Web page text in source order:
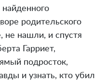
родительского
не нашли, и спустя
Гарриет,
подросток,
и узнать, кто убил